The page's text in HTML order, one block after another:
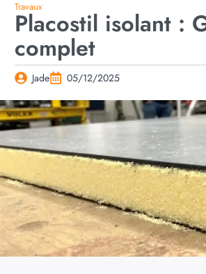
Travaux
Placostil isolant :
complet
Jade 05/12/2025